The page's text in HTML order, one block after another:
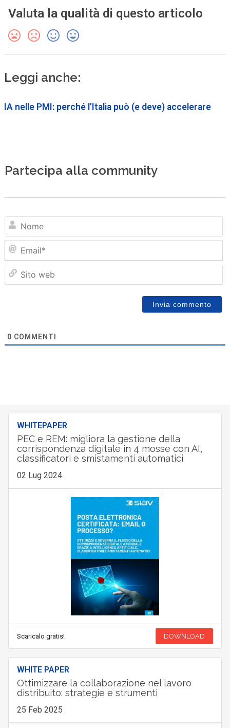
Valuta la qualità di questo articolo
Leggi anche:
IA nelle PMI: perché l’Italia può (e deve) accelerare
Partecipa alla community
0 COMMENTI
WHITEPAPER
PEC e REM: migliora la gestione della
corrispondenza digitale in 4 mosse con AI,
classificatori e smistamenti automatici
02 Lug 2024
Scaricalo gratis! DOWNLOAD
WHITE PAPER
Ottimizzare la collaborazione nel lavoro
distribuito: strategie e strumenti
25 Feb 2025